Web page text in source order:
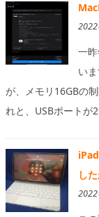
一
い
が、メモリ16GBの
れと、USBポートが
し